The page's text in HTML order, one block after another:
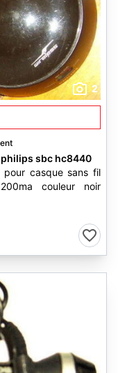
2
sbc hc8440
casque sans fil
couleur noir